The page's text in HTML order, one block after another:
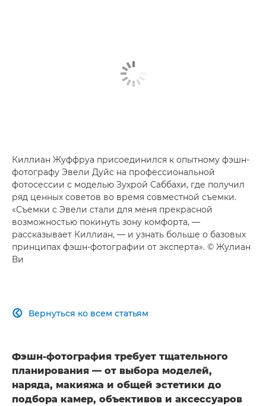
Киллиан Жуффруа присоединился к опытному фэшн-
фотографу Эвели Дуйс на профессиональной
фотосессии с моделью Зухрой Саббахи, где получил
ряд ценных советов во время совместной съемки.
«Съемки с Эвели стали для меня прекрасной
возможностью покинуть зону комфорта, —
рассказывает Киллиан, — и узнать больше о базовых
принципах фэшн-фотографии от эксперта». © Жулиан
Ви
Вернуться ко всем статьям

Фэшн-фотография требует тщательного
планирования — от выбора моделей,
наряда, макияжа и общей эстетики до
подбора камер, объективов и аксессуаров